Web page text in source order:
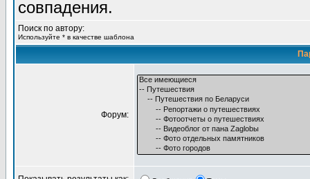
совпадения.
Поиск по автору:
Используйте * в качестве шаблона
Форум: